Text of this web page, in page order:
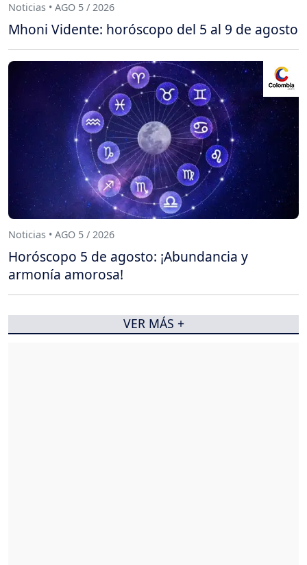
Noticias • AGO 5 / 2026
Mhoni Vidente: horóscopo del 5 al 9 de agosto
Noticias • AGO 5 / 2026
Horóscopo 5 de agosto: ¡Abundancia y
armonía amorosa!
VER MÁS +